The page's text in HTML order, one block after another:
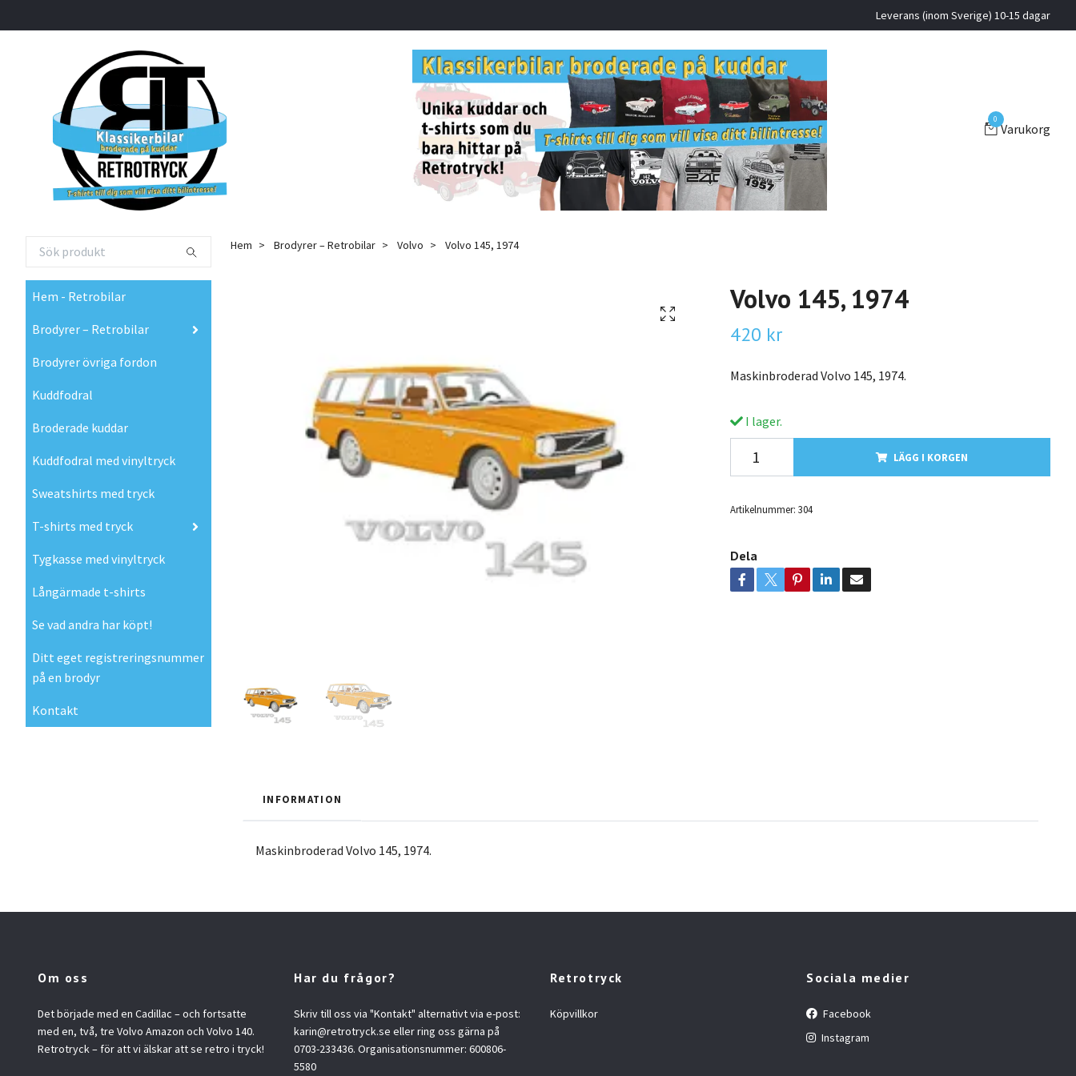
Leverans (inom Sverige) 10-15 dagar
0
Varukorg
Hem - Retrobilar
Brodyrer – Retrobilar
Brodyrer övriga fordon
Kuddfodral
Broderade kuddar
Kuddfodral med vinyltryck
Sweatshirts med tryck
T-shirts med tryck
Tygkasse med vinyltryck
Långärmade t-shirts
Se vad andra har köpt!
Ditt eget registreringsnummer
på en brodyr
Kontakt
Hem Brodyrer – Retrobilar Volvo Volvo 145, 1974
Volvo 145, 1974
420 kr
Maskinbroderad Volvo 145, 1974.
I lager.
LÄGG I KORGEN
Artikelnummer: 304
Dela
INFORMATION
Maskinbroderad Volvo 145, 1974.
Om oss
Det började med en Cadillac – och fortsatte
med en, två, tre Volvo Amazon och Volvo 140.
Retrotryck – för att vi älskar att se retro i tryck!
Har du frågor?
Skriv till oss via "Kontakt" alternativt via e-post:
karin@retrotryck.se eller ring oss gärna på
0703-233436. Organisationsnummer: 600806-
5580
Retrotryck
Köpvillkor
Sociala medier
Facebook
Instagram